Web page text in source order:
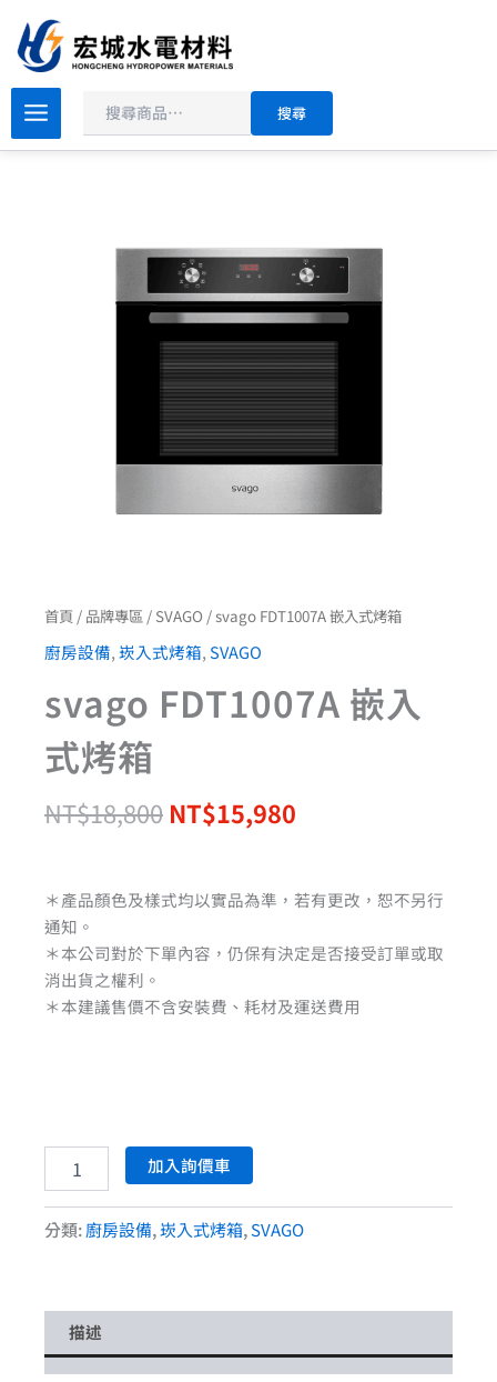
要
容
尋
搜尋
首頁 / 品牌專區 / SVAGO / svago FDT1007A 嵌入式烤箱
廚房設備,崁入式烤箱, SVAGO
svago FDT1007A 嵌入
式烤箱
NT$18,800
始
價
NT$15,980
目
前
價
＊產品顏色及樣式均以實品為準，若有更改，恕不另行
通知。
＊本公司對於下單內容，仍保有決定是否接受訂單或取
消出貨之權利。
＊本建議售價不含安裝費、耗材及運送費用
svago
FDT1007A
嵌
加入詢價車
分類:廚房設備,崁入式烤箱,SVAGO
描述